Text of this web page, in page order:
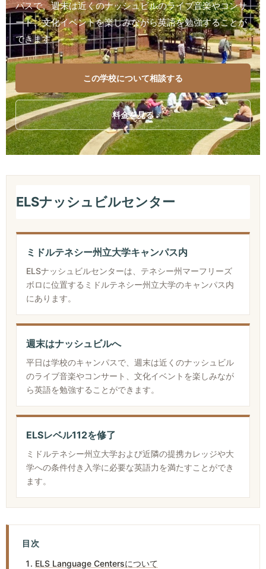
パスで、週末は近くのナッシュビルのライブ音楽やコンサ
ート、文化イベントを楽しみながら英語を勉強することが
できます。
この学校について相談する
料金を見る
ELSナッシュビルセンター
ミドルテネシー州立大学キャンパス内
ELSナッシュビルセンターは、テネシー州マーフリーズ
ボロに位置するミドルテネシー州立大学のキャンパス内
にあります。
週末はナッシュビルへ
平日は学校のキャンパスで、週末は近くのナッシュビル
のライブ音楽やコンサート、文化イベントを楽しみなが
ら英語を勉強することができます。
ELSレベル112を修了
ミドルテネシー州立大学および近隣の提携カレッジや大
学への条件付き入学に必要な英語力を満たすことができ
ます。
目次
ELS Language Centersについて